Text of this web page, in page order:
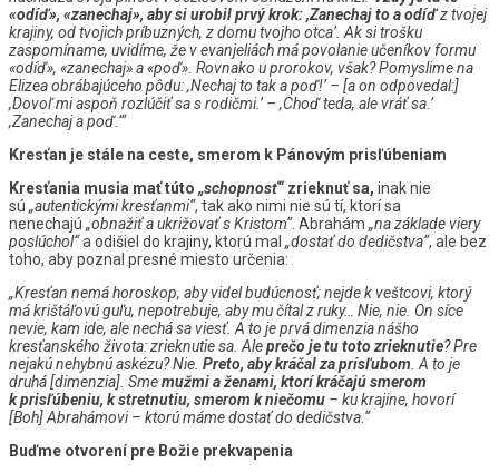
«odíď», «zanechaj», aby si urobil prvý krok: ,Zanechaj to a odíďz tvojej
krajiny, od tvojich príbuzných, z domu tvojho otca’. Ak si trošku
zaspomíname, uvidíme, že v evanjeliách má povolanie učeníkov formu
«odíď», «zanechaj» a «poď». Rovnako u prorokov, však? Pomyslime na
Elizea obrábajúceho pôdu: ,Nechaj to tak a poď!’ – [a on odpovedal:]
,Dovoľ mi aspoň rozlúčiť sa s rodičmi.’ – ,Choď teda, ale vráť sa.’
,Zanechaj a poď.’“
Kresťan je stále na ceste, smerom k Pánovým prisľúbeniam
Kresťania musia mať túto „schopnosť“ zrieknuť sa, inak nie
sú „autentickými kresťanmi“, tak ako nimi nie sú tí, ktorí sa
nenechajú „obnažiť a ukrižovať s Kristom“. Abrahám „na základe viery
poslúchol“a odišiel do krajiny, ktorú mal „dostať do dedičstva“, ale bez
toho, aby poznal presné miesto určenia:
„Kresťan nemá horoskop, aby videl budúcnosť; nejde k veštcovi, ktorý
má krištáľovú guľu, nepotrebuje, aby mu čítal z ruky… Nie, nie. On síce
nevie, kam ide, ale nechá sa viesť. A to je prvá dimenzia nášho
kresťanského života: zrieknutie sa. Aleprečo je tu toto zrieknutie? Pre
nejakú nehybnú askézu? Nie. Preto, aby kráčal za prísľubom . A to je
druhá [dimenzia]. Smemužmi a ženami, ktorí kráčajú smerom
k prisľúbeniu, k stretnutiu, smerom k niečomu – ku krajine, hovorí
[Boh] Abrahámovi – ktorú máme dostať do dedičstva.“
Buďme otvorení pre Božie prekvapenia